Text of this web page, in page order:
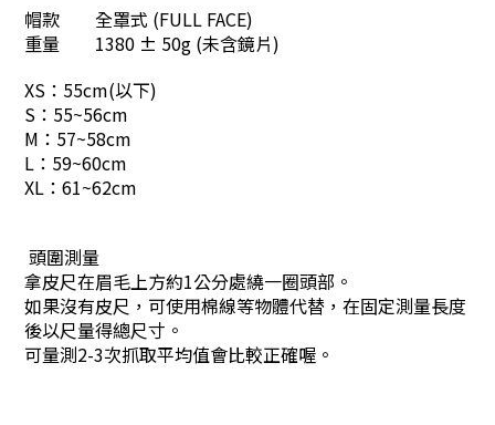
帽款
全罩式 (FULL FACE)
重量
1380 ± 50g (未含鏡片)
XS：55cm(以下)
S：55~56cm
M：57~58cm
L：59~60cm
XL：61~62cm
頭圍測量
拿皮尺在眉毛上方約1公分處繞一圈頭部。
如果沒有皮尺，可使用棉線等物體代替，在固定測量長度
後以尺量得總尺寸。
可量測2-3次抓取平均值會比較正確喔。